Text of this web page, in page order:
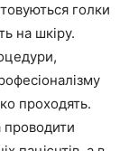
голки
на шкіру.
проходять.
проводити